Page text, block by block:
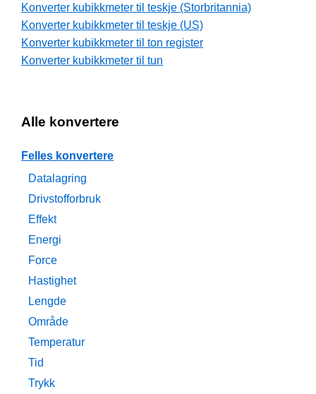
Konverter kubikkmeter til teskje (Storbritannia)
Konverter kubikkmeter til teskje (US)
Konverter kubikkmeter til ton register
Konverter kubikkmeter til tun
Alle konvertere
Felles konvertere
Datalagring
Drivstofforbruk
Effekt
Energi
Force
Hastighet
Lengde
Område
Temperatur
Tid
Trykk